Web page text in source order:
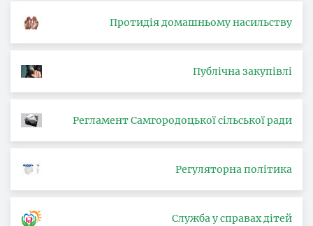
Протидія домашньому насильству
Публічна закупівлі
Регламент Самгородоцької сільської ради
Регуляторна політика
Служба у справах дітей